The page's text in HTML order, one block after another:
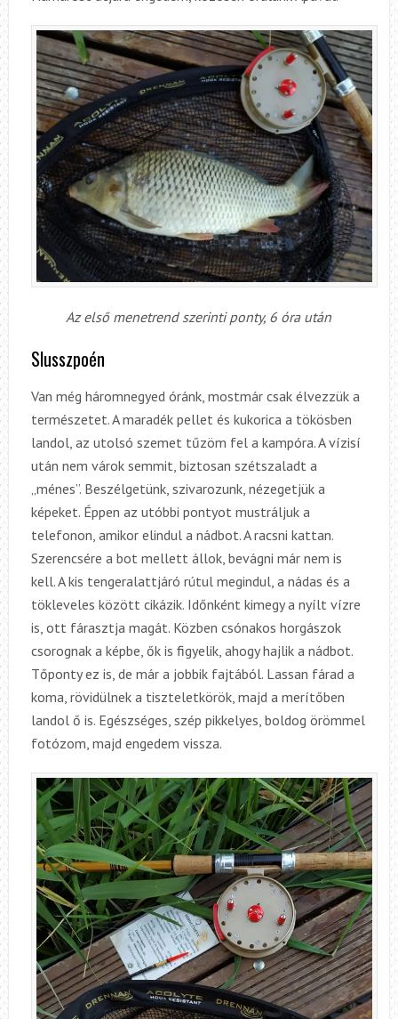
Az első menetrend szerinti ponty, 6 óra után
Slusszpoén
Van még háromnegyed óránk, mostmár csak élvezzük a
természetet. A maradék pellet és kukorica a tökösben
landol, az utolsó szemet tűzöm fel a kampóra. A vízisí
után nem várok semmit, biztosan szétszaladt a
„ménes”. Beszélgetünk, szivarozunk, nézegetjük a
képeket. Éppen az utóbbi pontyot mustráljuk a
telefonon, amikor elindul a nádbot. A racsni kattan.
Szerencsére a bot mellett állok, bevágni már nem is
kell. A kis tengeralattjáró rútul megindul, a nádas és a
tökleveles között cikázik. Időnként kimegy a nyílt vízre
is, ott fárasztja magát. Közben csónakos horgászok
csorognak a képbe, ők is figyelik, ahogy hajlik a nádbot.
Tőponty ez is, de már a jobbik fajtából. Lassan fárad a
koma, rövidülnek a tiszteletkörök, majd a merítőben
landol ő is. Egészséges, szép pikkelyes, boldog örömmel
fotózom, majd engedem vissza.